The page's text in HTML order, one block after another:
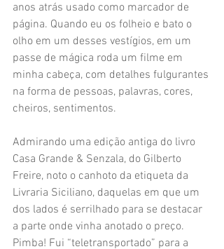
anos atrás usado como marcador de
página. Quando eu os folheio e bato o
olho em um desses vestígios, em um
passe de mágica roda um filme em
minha cabeça, com detalhes fulgurantes
na forma de pessoas, palavras, cores,
cheiros, sentimentos.
Admirando uma edição antiga do livro
Casa Grande & Senzala, do Gilberto
Freire, noto o canhoto da etiqueta da
Livraria Siciliano, daquelas em que um
dos lados é serrilhado para se destacar
a parte onde vinha anotado o preço.
Pimba! Fui “teletransportado” para a